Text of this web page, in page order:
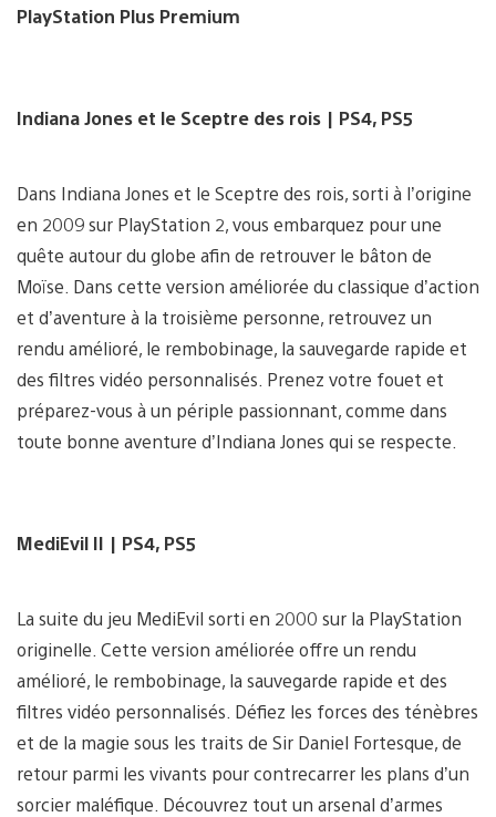
PlayStation Plus Premium
Indiana Jones et le Sceptre des rois | PS4, PS5
Dans Indiana Jones et le Sceptre des rois, sorti à l’origine
en 2009 sur PlayStation 2, vous embarquez pour une
quête autour du globe afin de retrouver le bâton de
Moïse. Dans cette version améliorée du classique d’action
et d’aventure à la troisième personne, retrouvez un
rendu amélioré, le rembobinage, la sauvegarde rapide et
des filtres vidéo personnalisés. Prenez votre fouet et
préparez-vous à un périple passionnant, comme dans
toute bonne aventure d’Indiana Jones qui se respecte.
MediEvil II | PS4, PS5
La suite du jeu MediEvil sorti en 2000 sur la PlayStation
originelle. Cette version améliorée offre un rendu
amélioré, le rembobinage, la sauvegarde rapide et des
filtres vidéo personnalisés. Défiez les forces des ténèbres
et de la magie sous les traits de Sir Daniel Fortesque, de
retour parmi les vivants pour contrecarrer les plans d’un
sorcier maléfique. Découvrez tout un arsenal d’armes